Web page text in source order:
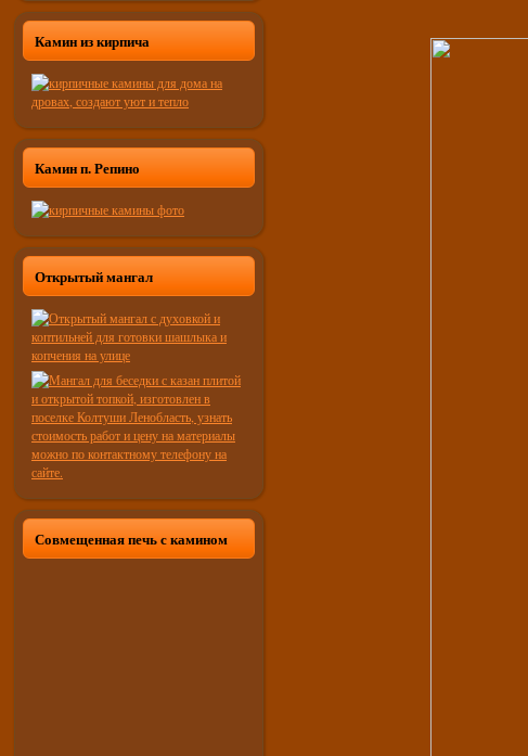
Камин из кирпича
Камин п. Репино
Открытый мангал
Совмещенная печь с камином